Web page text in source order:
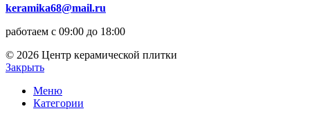
keramika68@mail.ru
работаем с 09:00 до 18:00
© 2026 Центр керамической плитки
Закрыть
Меню
Категории